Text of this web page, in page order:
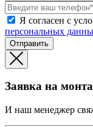
Я согласен с
персональных
Отправить
Заявка на
И наш менеджер